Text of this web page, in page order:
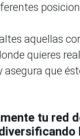
aquellas
quieres
asegura que
tu red